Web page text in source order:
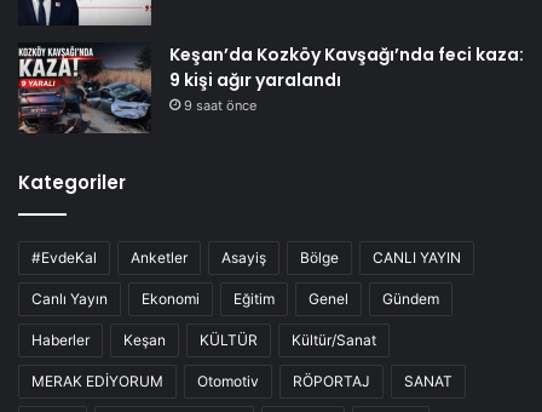
Keşan’da Kozköy Kavşağı’nda feci kaza:
9 kişi ağır yaralandı
9 saat önce
Kategoriler
#EvdeKal Anketler Asayiş Bölge CANLI YAYIN
Canlı Yayın Ekonomi Eğitim Genel Gündem
Haberler Keşan KÜLTÜR Kültür/Sanat
MERAK EDİYORUM Otomotiv RÖPORTAJ SANAT